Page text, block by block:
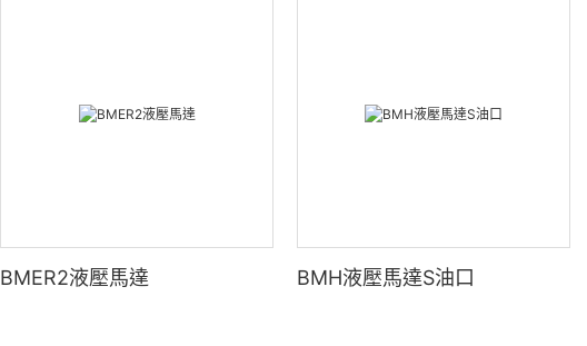
BMER2液壓馬達 BMH液壓馬達S油口